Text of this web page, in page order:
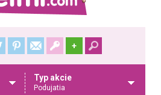
+
Typ akcie
Podujatia